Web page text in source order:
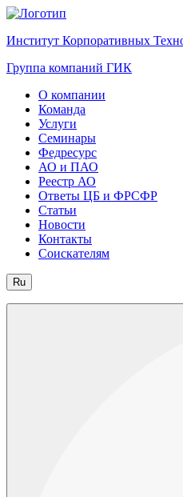
Институт Корпоративных
Группа компаний ГИК
О компании
Команда
Услуги
Семинары
Федресурс
АО и ПАО
Реестр АО
Ответы ЦБ и ФРСФР
Статьи
Новости
Контакты
Соискателям
Ru